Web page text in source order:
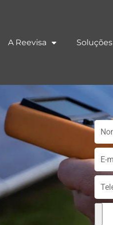
A Reevisa Soluções